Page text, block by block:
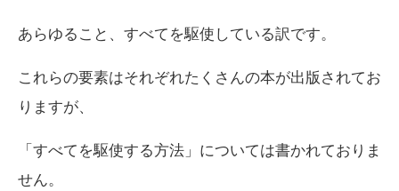
あらゆること、すべてを駆使している訳です。
これらの要素はそれぞれたくさんの本が出版されてお
りますが、
「すべてを駆使する方法」については書かれておりま
せん。